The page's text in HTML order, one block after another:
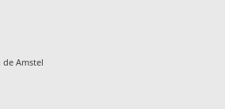
Amstel